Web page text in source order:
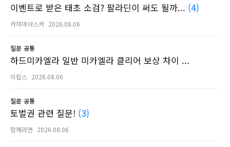
이벤트로 받은 태초 소검? 팔라딘이 써도 될까... (4)
카자마아스카 2026.08.06
질문 공통
하드미카엘라 일반 미카엘라 클리어 보상 차이 ...
이립스 2026.08.06
질문 공통
토벌권 관련 질문! (3)
함께라면 2026.08.06